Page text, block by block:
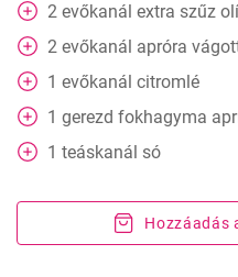
2 evőkanál extra szűz
2 evőkanál apróra
1 evőkanál citromlé
1 gerezd fokhagyma
1 teáskanál só
Hozzáadás